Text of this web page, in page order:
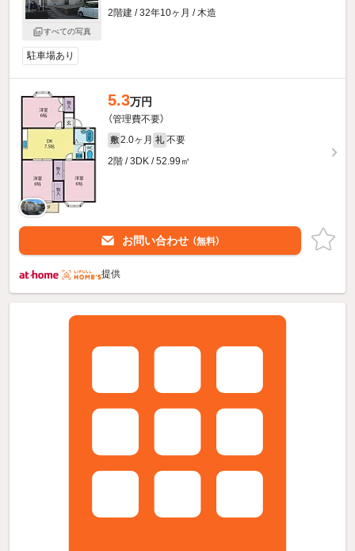
すべての写真
2階建 / 32年10ヶ月 / 木造
駐車場あり
5.3万円
（管理費不要）
敷 2.0ヶ月 礼 不要
2階 / 3DK / 52.99㎡
お問い合わせ （無料）
提供